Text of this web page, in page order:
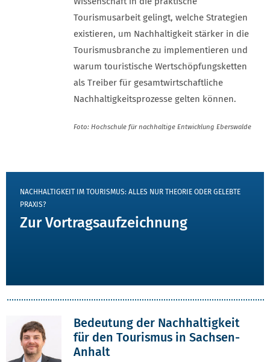
Tourismusarbeit gelingt, welche Strategien
existieren, um Nachhaltigkeit stärker in die
Tourismusbranche zu implementieren und
warum touristische Wertschöpfungsketten
als Treiber für gesamtwirtschaftliche
Nachhaltigkeitsprozesse gelten können.
Foto: Hochschule für nachhaltige Entwicklung Eberswalde
NACHHALTIGKEIT IM TOURISMUS: ALLES NUR THEORIE ODER GELEBTE
PRAXIS?
Zur Vortragsaufzeichnung
Bedeutung der Nachhaltigkeit
für den Tourismus in Sachsen-
Anhalt